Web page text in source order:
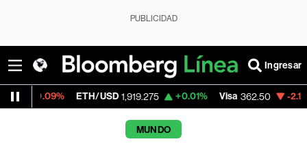
PUBLICIDAD
Ingresar
ETH/USD 1,919.275 +0.01% Visa 362.50 -2.15%
MUNDO